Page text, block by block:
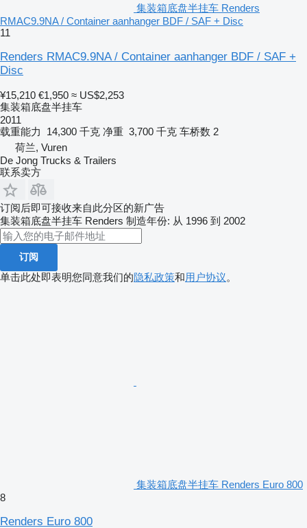
集装箱底盘半挂车 Renders
RMAC9.9NA / Container aanhanger BDF / SAF + Disc
11
Renders RMAC9.9NA / Container aanhanger BDF / SAF +
Disc
¥15,210 €1,950 ≈ US$2,253
集装箱底盘半挂车
2011
载重能力
14,300 千克 净重 3,700 千克 车桥数 2
荷兰, Vuren
De Jong Trucks & Trailers
联系卖方
订阅后即可接收来自此分区的新广告
集装箱底盘半挂车 Renders 制造年份: 从 1996 到 2002
订阅
单击此处即表明您同意我们的隐私政策和用户协议。
集装箱底盘半挂车 Renders Euro 800
8
Renders Euro 800